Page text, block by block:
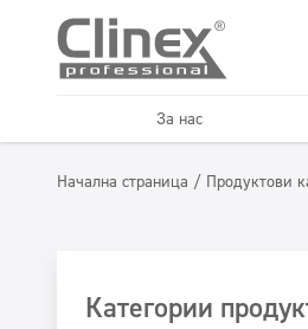
За нас
Хорец
Начална страница / Продуктови
Категории